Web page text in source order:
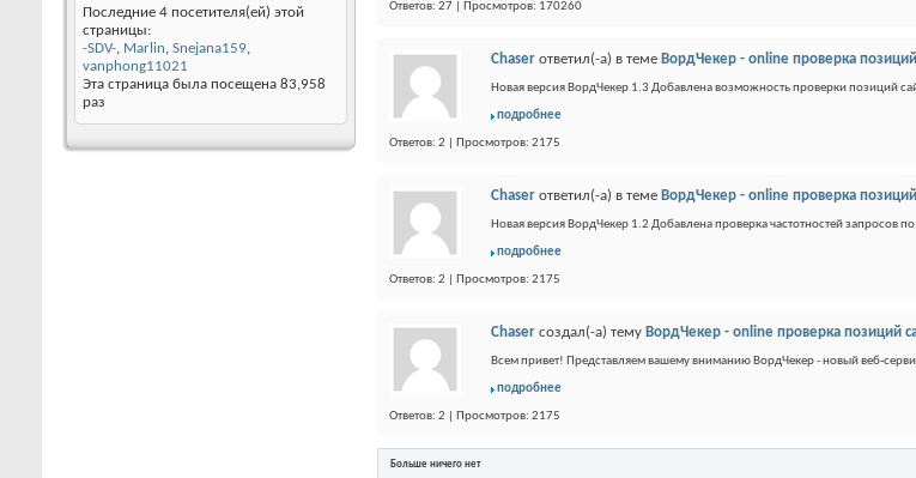
Последние 4 посетителя(ей) этой
страницы:
-SDV-, Marlin, Snejana159,
vanphong11021
Эта страница была посещена 83,958
раз
Ответов: 27 | Просмотров: 170260
Chaser ответил(-а) в теме ВордЧекер - online проверка
Новая версия ВордЧекер 1.3 Добавлена возможность проверки позиций
подробнее
Ответов: 2 | Просмотров: 2175
Chaser ответил(-а) в теме ВордЧекер - online проверка
Новая версия ВордЧекер 1.2 Добавлена проверка частотностей запросов
подробнее
Ответов: 2 | Просмотров: 2175
Chaser создал(-а) тему ВордЧекер - online проверка позиций
Всем привет! Представляем вашему вниманию ВордЧекер - новый веб-
подробнее
Ответов: 2 | Просмотров: 2175
Больше ничего нет